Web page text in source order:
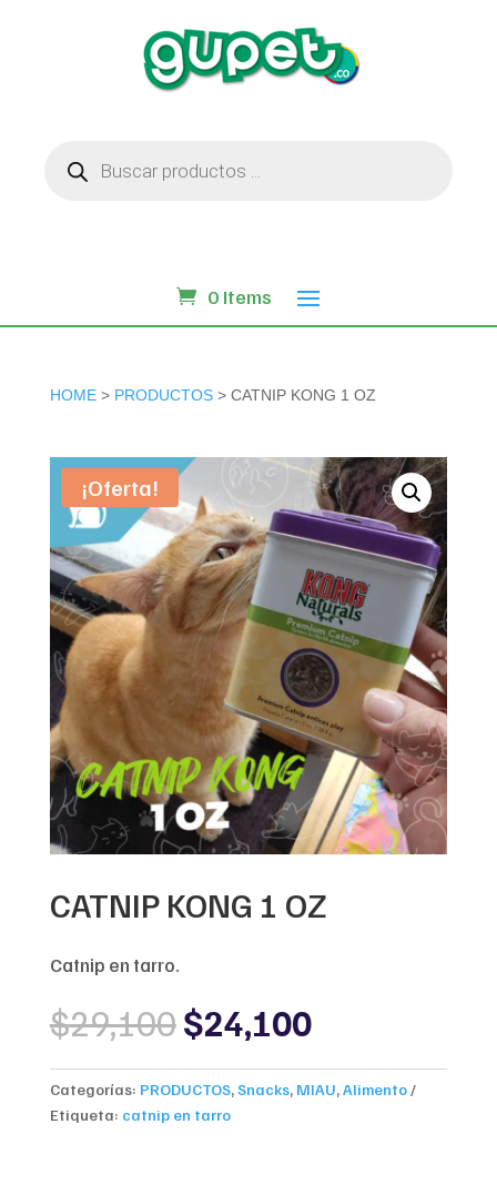
productos
0 Items
HOME> PRODUCTOS> CATNIP KONG 1 OZ
¡Oferta!
CATNIP KONG 1 OZ
Catnip en tarro.
$29,100Original
price
was:
$29,100.
$24,100Current
price
is:
$24,100.
Categorías: PRODUCTOS,Snacks, MIAU,Alimento
Etiqueta: catnip en tarro